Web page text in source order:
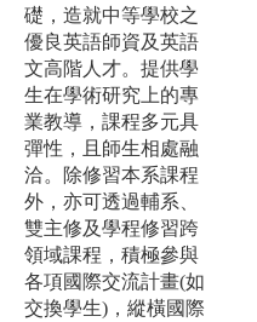
礎，造就中等學校之
優良英語師資及英語
文高階人才。提供學
生在學術研究上的專
業教導，課程多元具
彈性，且師生相處融
洽。除修習本系課程
外，亦可透過輔系、
雙主修及學程修習跨
領域課程，積極參與
各項國際交流計畫(如
交換學生)，縱橫國際